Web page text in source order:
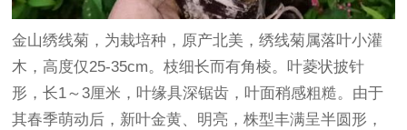
金山绣线菊，为栽培种，原产北美，绣线菊属落叶小灌
木 ，高度仅25-35cm。枝细长而有角棱。叶菱状披针
形，长1～3厘米，叶缘具深锯齿，叶面稍感粗糙。由于
其春季萌动后，新叶金黄、明亮，株型丰满呈半圆形，